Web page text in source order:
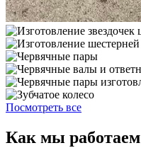
Посмотреть все
Как мы работаем